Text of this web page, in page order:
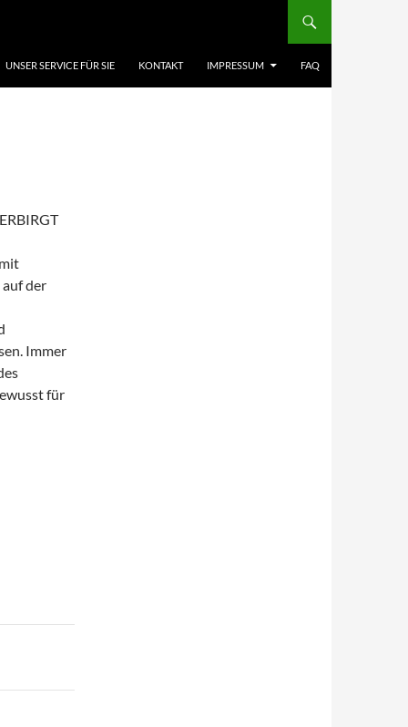
UNSER SERVICE FÜR SIE KONTAKT IMPRESSUM FAQ
auf der
Immer
für